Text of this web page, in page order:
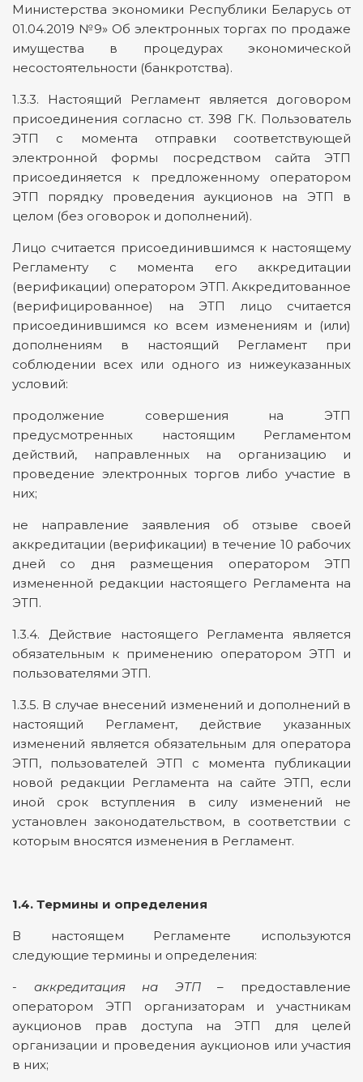
Министерства экономики Республики Беларусь от
01.04.2019 №9» Об электронных торгах по продаже
имущества в процедурах экономической
несостоятельности (банкротства).
1.3.3. Настоящий Регламент является договором
присоединения согласно ст. 398 ГК. Пользователь
ЭТП с момента отправки соответствующей
электронной формы посредством сайта ЭТП
присоединяется к предложенному оператором
ЭТП порядку проведения аукционов на ЭТП в
целом (без оговорок и дополнений).
Лицо считается присоединившимся к настоящему
Регламенту с момента его аккредитации
(верификации) оператором ЭТП. Аккредитованное
(верифицированное) на ЭТП лицо считается
присоединившимся ко всем изменениям и (или)
дополнениям в настоящий Регламент при
соблюдении всех или одного из нижеуказанных
условий:
продолжение совершения на ЭТП
предусмотренных настоящим Регламентом
действий, направленных на организацию и
проведение электронных торгов либо участие в
них;
не направление заявления об отзыве своей
аккредитации (верификации) в течение 10 рабочих
дней со дня размещения оператором ЭТП
измененной редакции настоящего Регламента на
ЭТП.
1.3.4. Действие настоящего Регламента является
обязательным к применению оператором ЭТП и
пользователями ЭТП.
1.3.5. В случае внесений изменений и дополнений в
настоящий Регламент, действие указанных
изменений является обязательным для оператора
ЭТП, пользователей ЭТП с момента публикации
новой редакции Регламента на сайте ЭТП, если
иной срок вступления в силу изменений не
установлен законодательством, в соответствии с
которым вносятся изменения в Регламент.
1.4. Термины и определения
В настоящем Регламенте используются
следующие термины и определения:
- аккредитация на ЭТП– предоставление
оператором ЭТП организаторам и участникам
аукционов прав доступа на ЭТП для целей
организации и проведения аукционов или участия
в них;